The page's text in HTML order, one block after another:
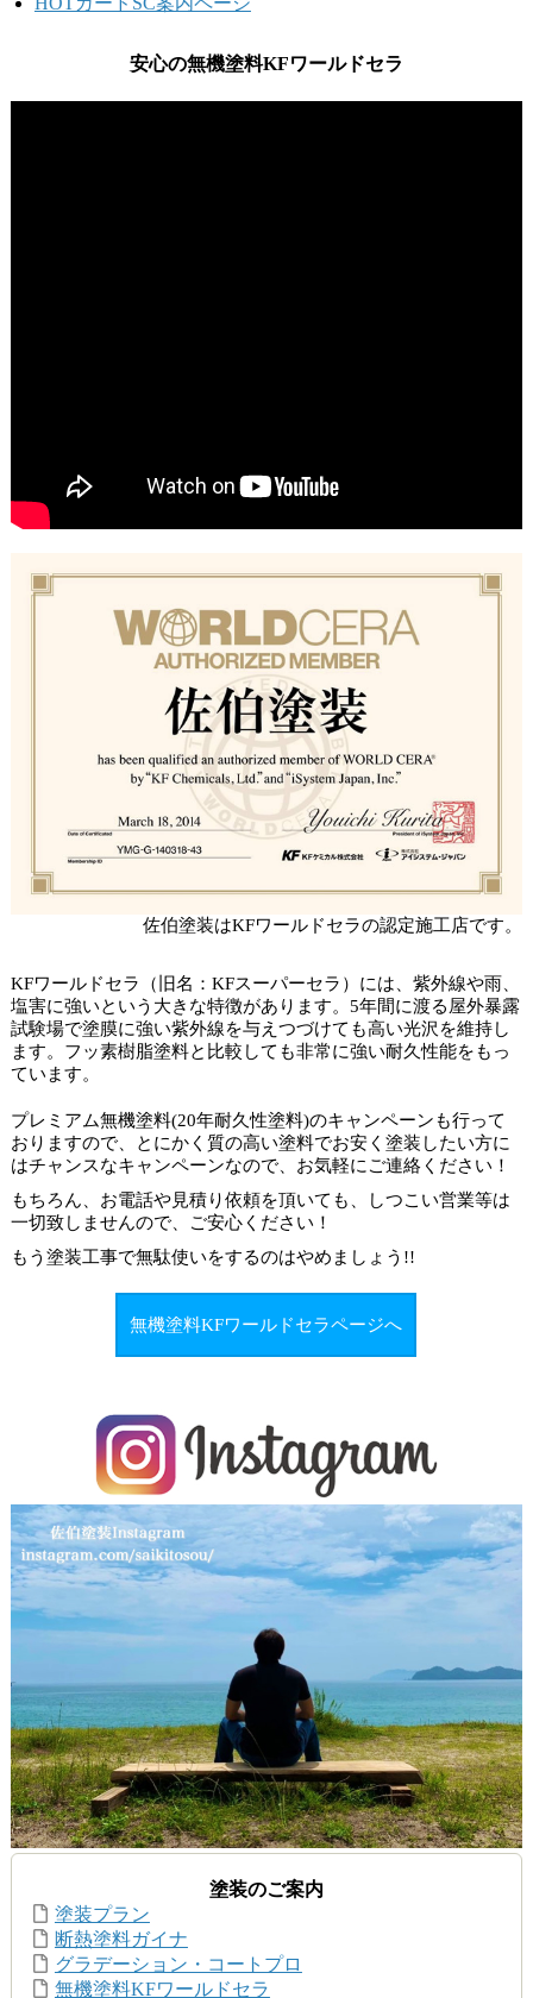
安心の無機塗料KFワールドセラ
佐伯塗装はKFワールドセラの認定施工店です。
KFワールドセラ（旧名：KFスーパーセラ）には、紫外線や雨、
塩害に強いという大きな特徴があります。5年間に渡る屋外暴露
試験場で塗膜に強い紫外線を与えつづけても高い光沢を維持し
ます。フッ素樹脂塗料と比較しても非常に強い耐久性能をもっ
ています。
プレミアム無機塗料(20年耐久性塗料)のキャンペーンも行って
おりますので、とにかく質の高い塗料でお安く塗装したい方に
はチャンスなキャンペーンなので、お気軽にご連絡ください！
もちろん、お電話や見積り依頼を頂いても、しつこい営業等は
一切致しませんので、ご安心ください！
もう塗装工事で無駄使いをするのはやめましょう !!
無機塗料KFワールドセラページへ
塗装のご案内
塗装プラン
断熱塗料ガイナ
グラデーション・コートプロ
無機塗料KFワールドセラ